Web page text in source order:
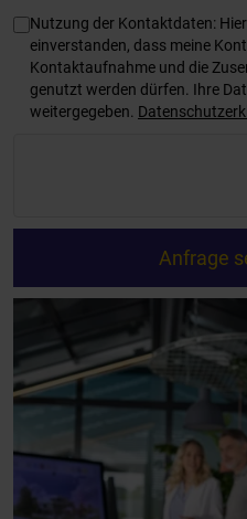
Nutzung der Kontaktdaten:
einverstanden, dass meine
Kontaktaufnahme und die
genutzt werden dürfen. Ihre
weitergegeben.
Anfrage